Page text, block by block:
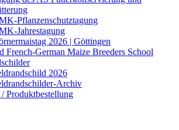
Pflanzenschutztagung
Jahrestagung
2026 | Göttingen
French-German Maize Breeders School
2026
Archiv
Produktbestellung